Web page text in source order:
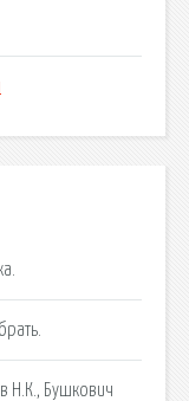
Н.К., Бушкович